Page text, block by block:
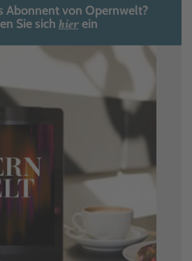
Abonnent von Opernwelt?
Sie sich hierein